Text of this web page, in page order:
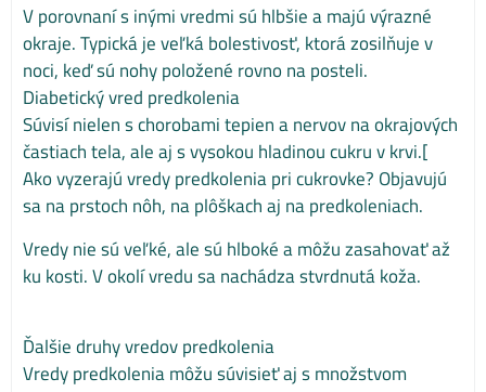
V porovnaní s inými vredmi sú hlbšie a majú výrazné
okraje. Typická je veľká bolestivosť, ktorá zosilňuje v
noci, keď sú nohy položené rovno na posteli.
Diabetický vred predkolenia
Súvisí nielen s chorobami tepien a nervov na okrajových
častiach tela, ale aj s vysokou hladinou cukru v krvi.[
Ako vyzerajú vredy predkolenia pri cukrovke? Objavujú
sa na prstoch nôh, na plôškach aj na predkoleniach.
Vredy nie sú veľké, ale sú hlboké a môžu zasahovať až
ku kosti. V okolí vredu sa nachádza stvrdnutá koža.
Ďalšie druhy vredov predkolenia
Vredy predkolenia môžu súvisieť aj s množstvom